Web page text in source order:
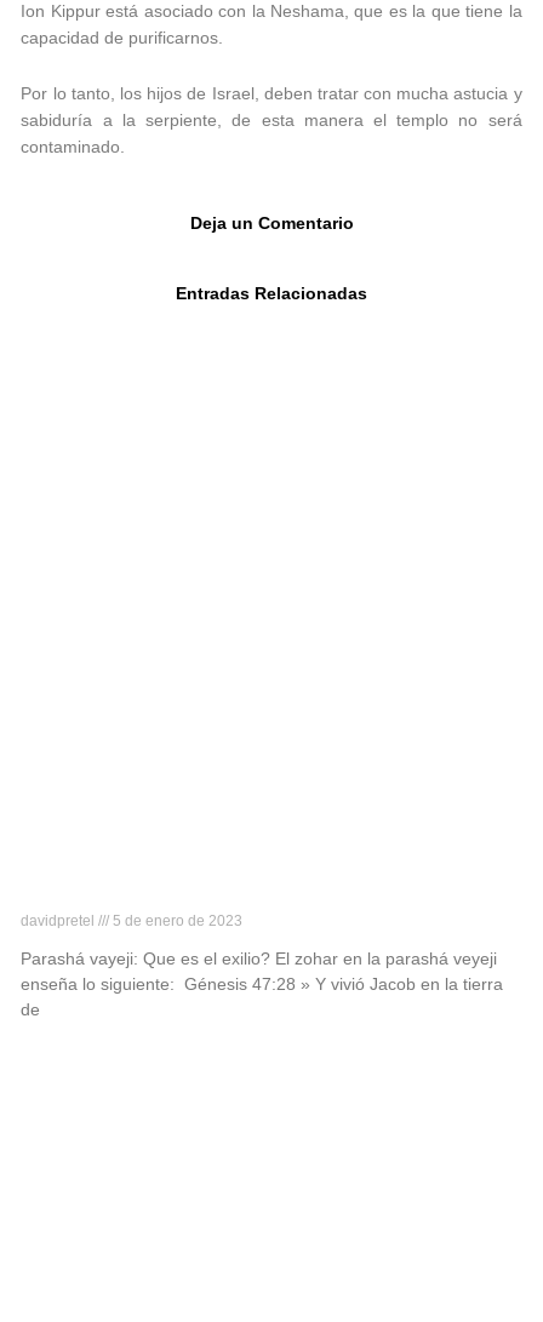
Ion Kippur está asociado con la Neshama, que es la que tiene la
capacidad de purificarnos.
Por lo tanto, los hijos de Israel, deben tratar con mucha astucia y
sabiduría a la serpiente, de esta manera el templo no será
contaminado.
Deja un Comentario
Entradas Relacionadas
davidpretel 5 de enero de 2023
Parashá vayeji: Que es el exilio? El zohar en la parashá veyeji
enseña lo siguiente: Génesis 47:28 » Y vivió Jacob en la tierra
de